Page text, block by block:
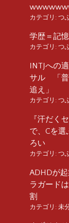
カテゴリ: つ
学歴＝記
カテゴリ: つ
INTJへの
サル 「普
追え」
カテゴリ: つ
『汗だく
で、Cを
ろい
カテゴリ: つ
ADHDが
ラガード
割
カテゴリ: 未